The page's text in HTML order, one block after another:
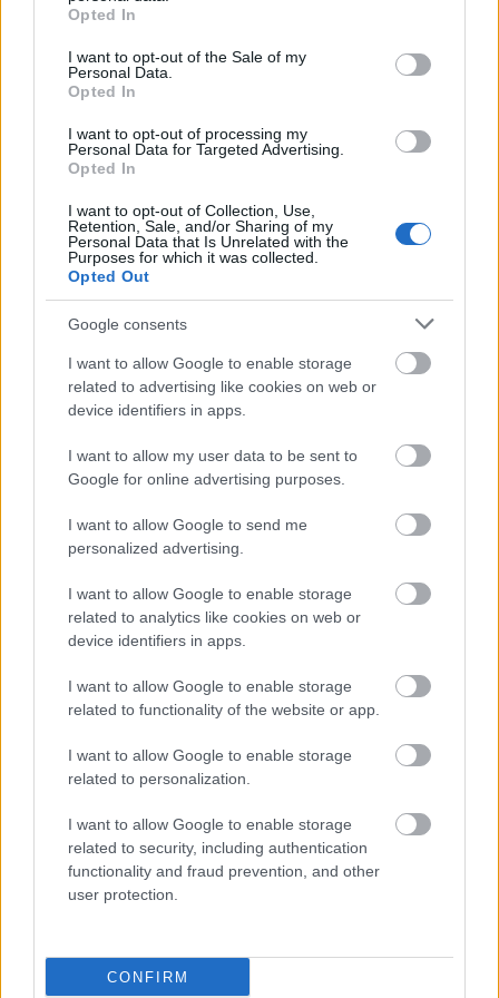
use your data for below specified purposes in below Google
consent section.
Opted In
I want to opt-out of the Sale of my
Personal Data.
Opted In
I want to opt-out of processing my
Personal Data for Targeted Advertising.
Opted In
I want to opt-out of Collection, Use,
Retention, Sale, and/or Sharing of my
Personal Data that Is Unrelated with the
Purposes for which it was collected.
Opted Out
Google consents
I want to allow Google to enable storage
related to advertising like cookies on web or
device identifiers in apps.
I want to allow my user data to be sent to
Google for online advertising purposes.
I want to allow Google to send me
personalized advertising.
I want to allow Google to enable storage
related to analytics like cookies on web or
device identifiers in apps.
I want to allow Google to enable storage
related to functionality of the website or app.
I want to allow Google to enable storage
related to personalization.
I want to allow Google to enable storage
related to security, including authentication
functionality and fraud prevention, and other
user protection.
CONFIRM
26-ig nyitva tartó seregszemlén idén 86 ország
városszerte 23 hivatalos kísérőrendezvény is
kapcsolódik.
Forrás: mti
Kitekintő kiállítás Dunaújváros
képzőművészet
Velencei Biennálé
magyar pavilon
MAGYAR ÉPÍTŐK
XVIII. kerület Profunda Bau
lakótelep legfontosabb utcáját
Pestszentlőrinc egyik első lakótelepén kanyarog a Dolgozó utca,
amelynek komplex burkolatmegújításáért felel a Profunda Bau.
épülnek Zuglóban – helyben tartják a
csapadékvizet